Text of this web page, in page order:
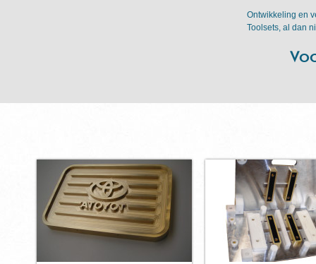
Ontwikkeling en
Toolsets, al dan